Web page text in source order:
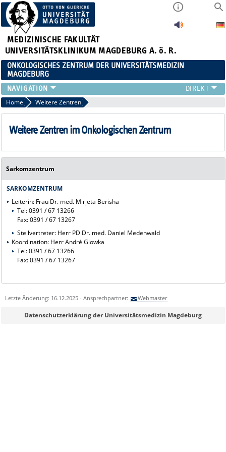
MEDIZINISCHE FAKULTÄT
UNIVERSITÄTSKLINIKUM MAGDEBURG A. ö. R.
ONKOLOGISCHES ZENTRUM DER UNIVERSITÄTSMEDIZIN
MAGDEBURG
ORGANISATION
TUMORBOARDS
ONKOLOGISCHE FACHPFLEGE
VERANSTALTUNGEN
WEITERE ZENTREN
Home Weitere Zentren
Weitere Zentren im Onkologischen Zentrum
Sarkomzentrum
SARKOMZENTRUM
Leiterin: Frau Dr. med. Mirjeta Berisha
Tel: 0391 / 67 13266
Fax: 0391 / 67 13267
Stellvertreter: Herr PD Dr. med. Daniel Medenwald
Koordination: Herr André Glowka
Tel: 0391 / 67 13266
Fax: 0391 / 67 13267
Letzte Änderung: 16.12.2025 - Ansprechpartner: Webmaster
Datenschutzerklärung der Universitätsmedizin Magdeburg